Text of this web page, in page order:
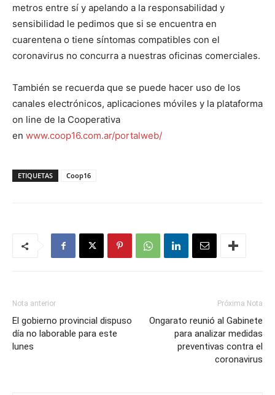
metros entre sí y apelando a la responsabilidad y
sensibilidad le pedimos que si se encuentra en
cuarentena o tiene síntomas compatibles con el
coronavirus no concurra a nuestras oficinas comerciales.
También se recuerda que se puede hacer uso de los
canales electrónicos, aplicaciones móviles y la plataforma
on line de la Cooperativa
en www.coop16.com.ar/portalweb/
ETIQUETAS Coop16
Nota anterior
El gobierno provincial dispuso
día no laborable para este
lunes
Próxima Nota
Ongarato reunió al Gabinete
para analizar medidas
preventivas contra el
coronavirus